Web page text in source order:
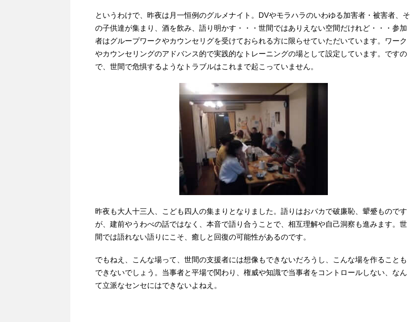
というわけで、昨夜は月一恒例のグルメナイト。DVやモラハラのいわゆる加害者・被害者、そ
の子供達が集まり、酒を飲み、語り明かす・・・世間ではありえない空間だけれど・・・参加
者はグループワークやカウンセリグを受けておられる方に限らせていただいています。ワーク
やカウンセリングのアドバンス的で実践的なトレーニングの場として設定しています。ですの
で、世間で危惧するようなトラブルはこれまで起こっていません。
昨夜も大人十三人、こども四人の集まりとなりました。語りはおバカで破廉恥、顰蹙ものです
が、建前やうわべの話ではなく、本音で語り合うことで、相互理解や自己洞察も進みます。世
間では語れない語りにこそ、癒しと回復の可能性があるのです。
でもねえ、こんな場って、世間の支援者には想像もできないだろうし、こんな場を作ることも
できないでしょう。当事者と平場で関わり、権威や知識で当事者をコントロールしない、なん
て立派なセンセにはできないよねえ。